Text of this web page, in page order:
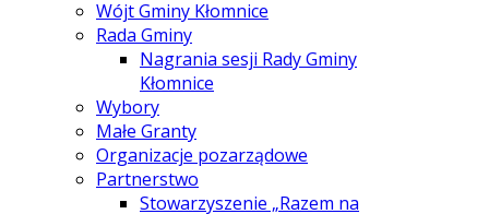
Wójt Gminy Kłomnice
Rada Gminy
Nagrania sesji Rady Gminy
Kłomnice
Wybory
Małe Granty
Organizacje pozarządowe
Partnerstwo
Stowarzyszenie „Razem na